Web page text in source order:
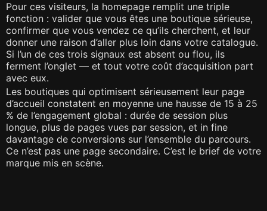
Pour ces visiteurs, la homepage remplit une triple
fonction : valider que vous êtes une boutique sérieuse,
confirmer que vous vendez ce qu’ils cherchent, et leur
donner une raison d’aller plus loin dans votre catalogue.
Si l’un de ces trois signaux est absent ou flou, ils
ferment l’onglet — et tout votre coût d’acquisition part
avec eux.
Les boutiques qui optimisent sérieusement leur page
d’accueil constatent en moyenne une hausse de 15 à 25
% de l’engagement global : durée de session plus
longue, plus de pages vues par session, et in fine
davantage de conversions sur l’ensemble du parcours.
Ce n’est pas une page secondaire. C’est le brief de votre
marque mis en scène.